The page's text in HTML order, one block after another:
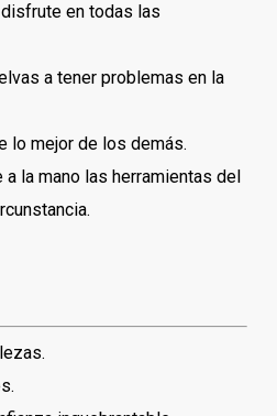
en todas las
a tener problemas en la
lo mejor de los demás.
la mano las herramientas del